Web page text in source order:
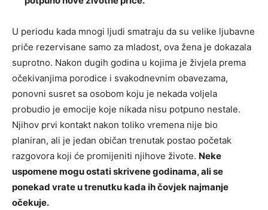
U periodu kada mnogi ljudi smatraju da su velike ljubavne
priče rezervisane samo za mladost, ova žena je dokazala
suprotno. Nakon dugih godina u kojima je živjela prema
očekivanjima porodice i svakodnevnim obavezama,
ponovni susret sa osobom koju je nekada voljela
probudio je emocije koje nikada nisu potpuno nestale.
Njihov prvi kontakt nakon toliko vremena nije bio
planiran, ali je jedan običan trenutak postao početak
razgovora koji će promijeniti njihove živote. Neke
uspomene mogu ostati skrivene godinama, ali se
ponekad vrate u trenutku kada ih čovjek najmanje
očekuje.